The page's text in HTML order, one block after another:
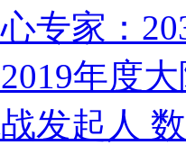
专家：
年度
发起人